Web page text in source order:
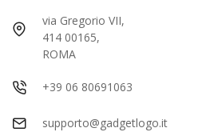
via Gregorio VII,
414 00165,
ROMA
+39 06 80691063
supporto@gadgetlogo.it